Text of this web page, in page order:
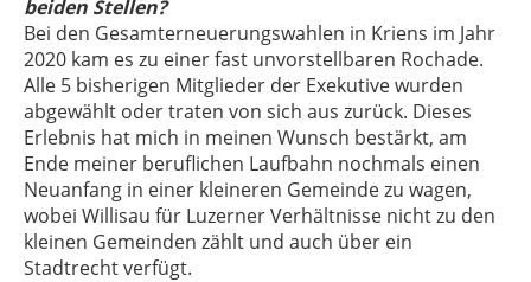
beiden Stellen?
Bei den Gesamterneuerungswahlen in Kriens im Jahr
2020 kam es zu einer fast unvorstellbaren Rochade.
Alle 5 bisherigen Mitglieder der Exekutive wurden
abgewählt oder traten von sich aus zurück. Dieses
Erlebnis hat mich in meinen Wunsch bestärkt, am
Ende meiner beruflichen Laufbahn nochmals einen
Neuanfang in einer kleineren Gemeinde zu wagen,
wobei Willisau für Luzerner Verhältnisse nicht zu den
kleinen Gemeinden zählt und auch über ein
Stadtrecht verfügt.